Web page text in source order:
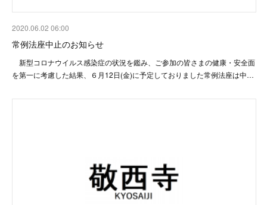
2020.06.02 06:00
常例法座中止のお知らせ
新型コロナウイルス感染症の状況を鑑み、ご参加の皆さまの健康・安全面
を第一に考慮した結果、６月12日(金)に予定しておりました常例法座は中…